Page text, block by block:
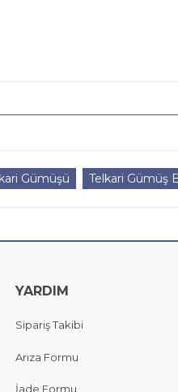
Gümüşü Telkari Gümüş
YARDIM
Sipariş Takibi
Arıza Formu
İade Formu